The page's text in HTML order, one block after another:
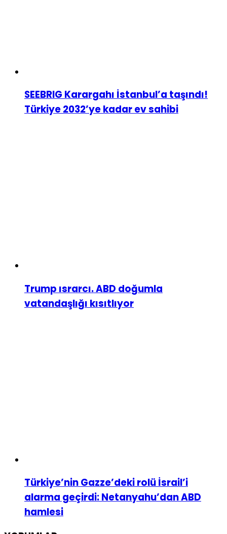
SEEBRIG Karargahı İstanbul’a taşındı!
Türkiye 2032’ye kadar ev sahibi
Trump ısrarcı. ABD doğumla
vatandaşlığı kısıtlıyor
Türkiye’nin Gazze’deki rolü İsrail’i
alarma geçirdi: Netanyahu’dan ABD
hamlesi